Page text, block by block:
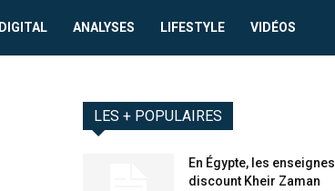
DIGITAL ANALYSES LIFESTYLE VIDÉOS
LES + POPULAIRES
En Égypte, les enseignes
discount Kheir Zaman